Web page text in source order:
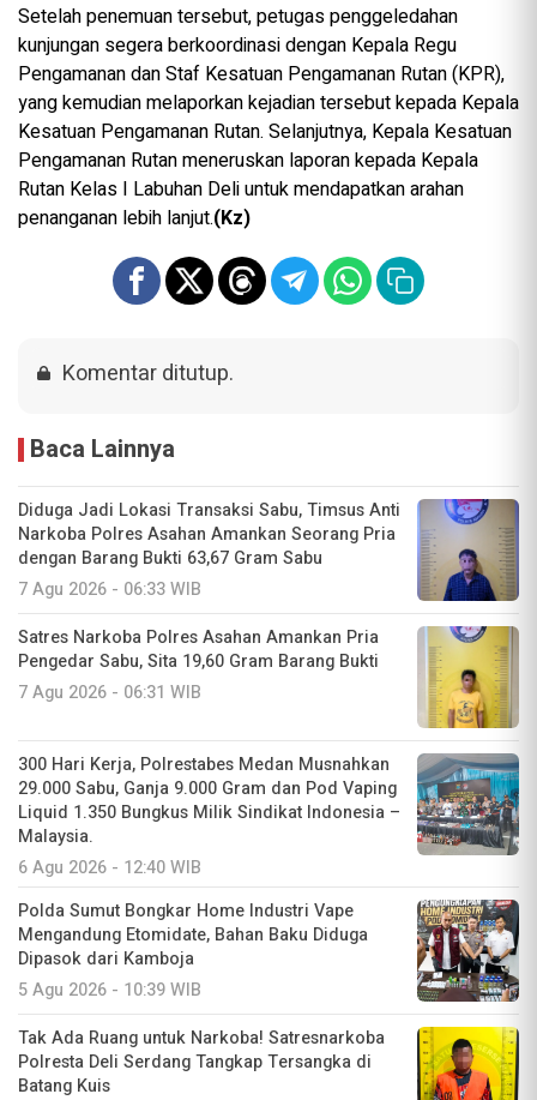
Setelah penemuan tersebut, petugas penggeledahan
kunjungan segera berkoordinasi dengan Kepala Regu
Pengamanan dan Staf Kesatuan Pengamanan Rutan (KPR),
yang kemudian melaporkan kejadian tersebut kepada Kepala
Kesatuan Pengamanan Rutan. Selanjutnya, Kepala Kesatuan
Pengamanan Rutan meneruskan laporan kepada Kepala
Rutan Kelas I Labuhan Deli untuk mendapatkan arahan
penanganan lebih lanjut.(Kz)
Komentar ditutup.
Baca Lainnya
Diduga Jadi Lokasi Transaksi Sabu, Timsus Anti
Narkoba Polres Asahan Amankan Seorang Pria
dengan Barang Bukti 63,67 Gram Sabu
7 Agu 2026 - 06:33 WIB
Satres Narkoba Polres Asahan Amankan Pria
Pengedar Sabu, Sita 19,60 Gram Barang Bukti
7 Agu 2026 - 06:31 WIB
300 Hari Kerja, Polrestabes Medan Musnahkan
29.000 Sabu, Ganja 9.000 Gram dan Pod Vaping
Liquid 1.350 Bungkus Milik Sindikat Indonesia –
Malaysia.
6 Agu 2026 - 12:40 WIB
Polda Sumut Bongkar Home Industri Vape
Mengandung Etomidate, Bahan Baku Diduga
Dipasok dari Kamboja
5 Agu 2026 - 10:39 WIB
Tak Ada Ruang untuk Narkoba! Satresnarkoba
Polresta Deli Serdang Tangkap Tersangka di
Batang Kuis